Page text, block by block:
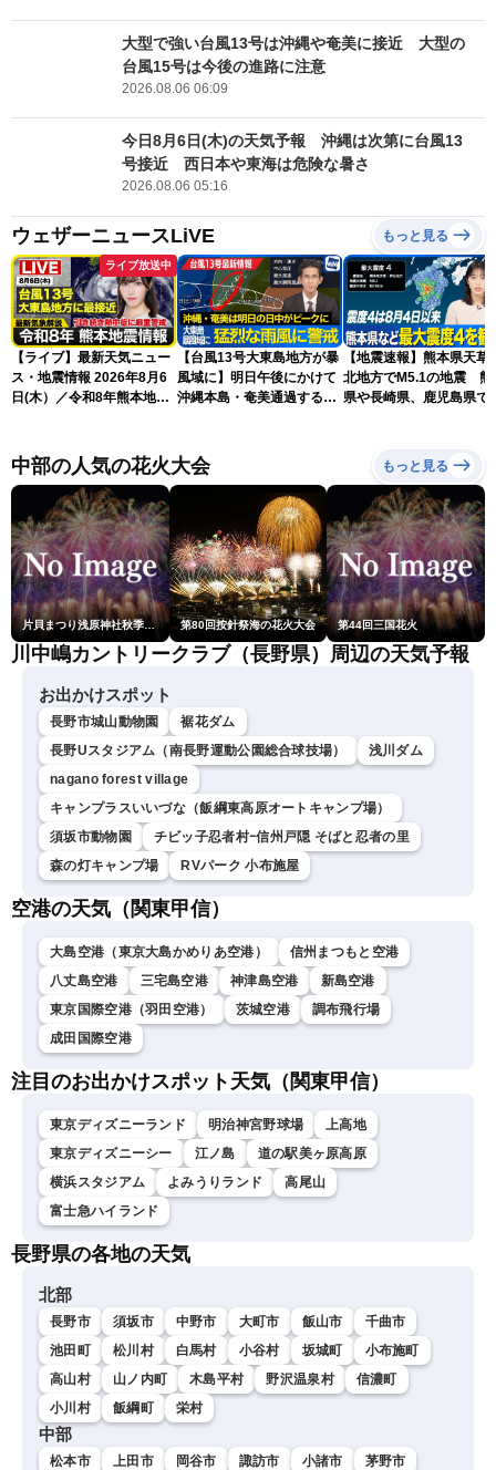
大型で強い台風13号は沖縄や奄美に接近 大型の
台風15号は今後の進路に注意
2026.08.06 06:09
今日8月6日(木)の天気予報 沖縄は次第に台風13
号接近 西日本や東海は危険な暑さ
2026.08.06 05:16
ウェザーニュースLiVE もっと見る
ライブ放送中
【ライブ】最新天気ニュー
ス・地震情報 2026年8月6
日(木）／令和8年熊本地震
戒 〈ウェザーニュースLiVE
コーヒータイム・魚住茉由
／山口剛央〉
【台風13号大東島地方が暴
風域に】明日午後にかけて
沖縄本島・奄美通過する見
【地震速報】熊本県天草
北地方でM5.1の地震 熊
県や長崎県、鹿児島県で
中部の人気の花火大会 もっと見る
片貝まつり浅原神社秋季例大祭奉納大煙火 第80回按針祭海の花火大会 第44回三国花火
川中嶋カントリークラブ（長野県）周辺の天気予報
お出かけスポット
長野市城山動物園
裾花ダム
長野Uスタジアム（南長野運動公園総合球技場）
浅川ダム
nagano forest village
キャンプラスいいづな（飯綱東高原オートキャンプ場）
須坂市動物園
チビッ子忍者村ｰ信州戸隠 そばと忍者の里
森の灯キャンプ場
RVパーク 小布施屋
空港の天気（関東甲信）
大島空港（東京大島かめりあ空港）
信州まつもと空港
八丈島空港
三宅島空港 神津島空港
新島空港
東京国際空港（羽田空港）
茨城空港
調布飛行場
成田国際空港
注目のお出かけスポット天気（関東甲信）
東京ディズニーランド 明治神宮野球場
上高地
東京ディズニーシー
江ノ島
道の駅美ヶ原高原
横浜スタジアム
よみうりランド
高尾山
富士急ハイランド
長野県の各地の天気
北部
長野市 須坂市 中野市 大町市 飯山市
千曲市
池田町
松川村 白馬村 小谷村 坂城町
小布施町
高山村
山ノ内町 木島平村 野沢温泉村
信濃町
小川村
飯綱町 栄村
中部
松本市 上田市 岡谷市 諏訪市 小諸市 茅野市